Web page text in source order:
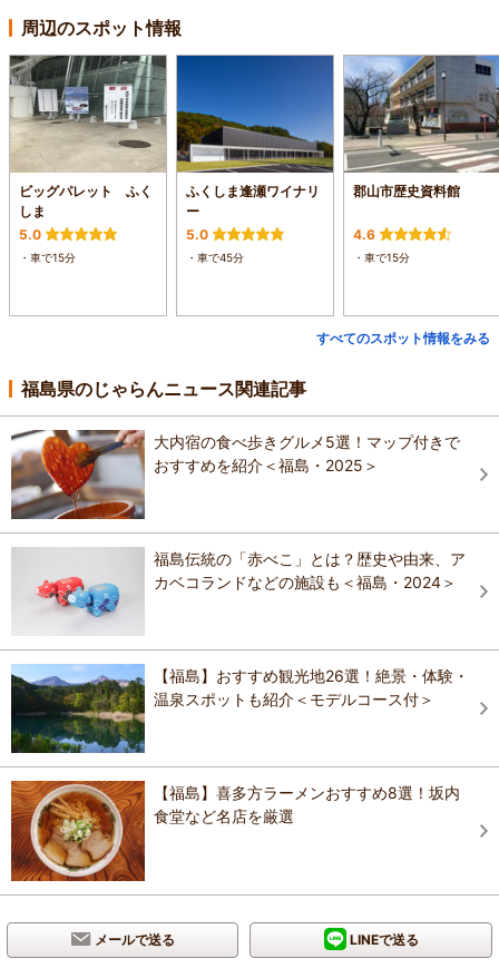
周辺のスポット情報
ビッグパレット ふく
しま
5.0
・車で15分
ふくしま逢瀬ワイナリ
ー
5.0
・車で45分
郡山市歴史資料館
4.6
・車で15分
すべてのスポット情報をみる
福島県のじゃらんニュース関連記事
大内宿の食べ歩きグルメ5選！マップ付きで
おすすめを紹介＜福島・2025＞
福島伝統の「赤べこ」とは？歴史や由来、ア
カベコランドなどの施設も＜福島・2024＞
【福島】おすすめ観光地26選！絶景・体験・
温泉スポットも紹介＜モデルコース付＞
【福島】喜多方ラーメンおすすめ8選！坂内
食堂など名店を厳選
メールで送る LINEで送る